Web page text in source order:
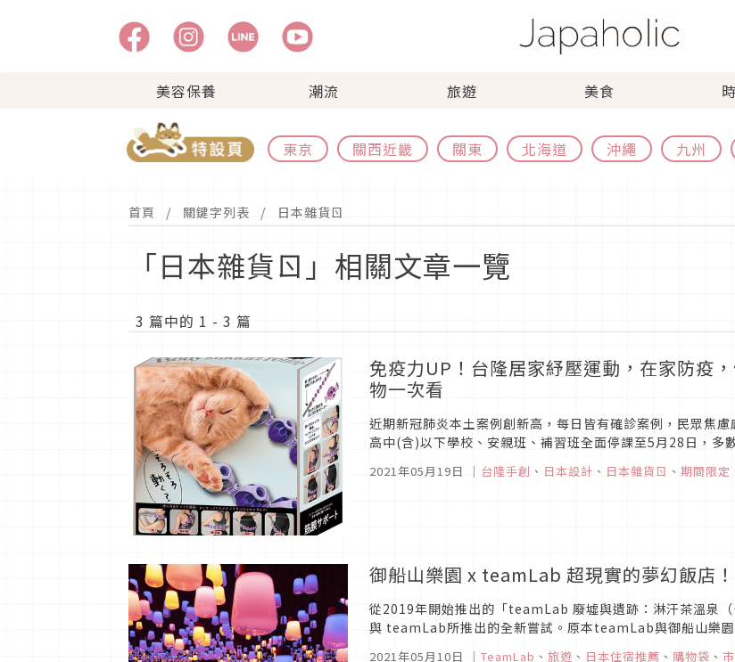
美容保養 潮流 旅遊 美食
東京 關西近畿 關東 北海道 沖繩 九州
首頁 關鍵字列表 日本雜貨ㄖ
「日本雜貨ㄖ」相關文章一覽
3 篇中的 1 - 3 篇
免疫力UP！台隆居家紓壓運動，在家防疫
物一次看
近期新冠肺炎本土案例創新高，每日皆有確診案例，民眾焦
高中(含)以下學校、安親班、補習班全面停課至5月28日，多
2021年05月19日 ｜ 台隆手創 、 日本設計 、 日本雜貨ㄖ 、 期間限定
御船山樂園 x teamLab 超現實的夢幻飯店！
從2019年開始推出的「teamLab 廢墟與遺跡：淋汗茶溫泉
與 teamLab所推出的全新嘗試。原本teamLab與御船山樂
活動，在展覽期間，也常使得御船山飯店一房難求。而新的展
2021年05月10日 ｜ TeamLab 、 旅遊 、 日本住宿推薦 、 購物袋 、